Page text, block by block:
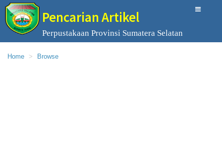
Pencarian Artikel
Perpustakaan Provinsi Sumatera Selatan
Home Browse